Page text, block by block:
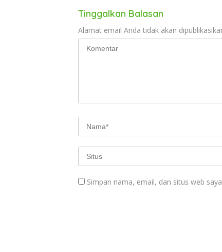
Tinggalkan Balasan
Alamat email Anda tidak akan
Simpan nama, email, dan situs web